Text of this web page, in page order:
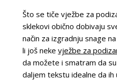
Što se tiče vježbe za
sklekovi obično dobivaju
način za izgradnju snage
li još neke vježbe za
da možete i smatram da
daljem tekstu idealne da